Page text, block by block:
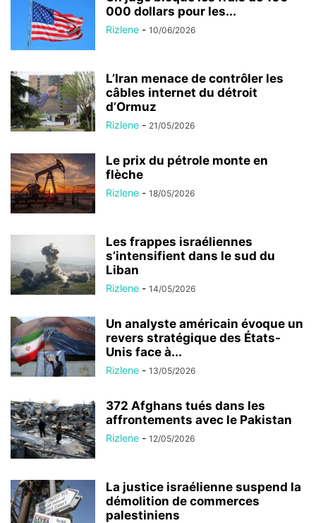
000 dollars pour les...
Rizlene - 10/06/2026
L’Iran menace de contrôler les
câbles internet du détroit
d’Ormuz
Rizlene - 21/05/2026
Le prix du pétrole monte en
flèche
Rizlene - 18/05/2026
Les frappes israéliennes
s’intensifient dans le sud du
Liban
Rizlene - 14/05/2026
Un analyste américain évoque un
revers stratégique des États-
Unis face à...
Rizlene - 13/05/2026
372 Afghans tués dans les
affrontements avec le Pakistan
Rizlene - 12/05/2026
La justice israélienne suspend la
démolition de commerces
palestiniens